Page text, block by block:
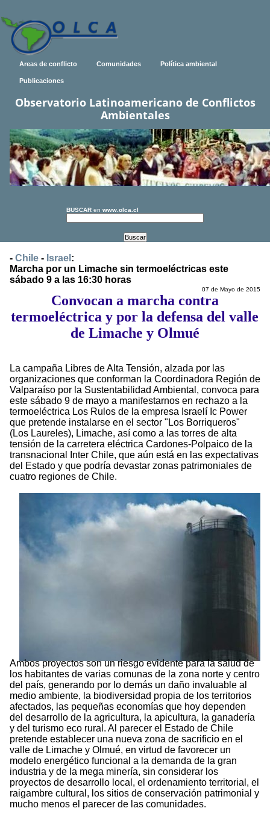
Areas de conflicto Comunidades Política ambiental
Publicaciones
Observatorio Latinoamericano de Conflictos
Ambientales
BUSCAR en www.olca.cl
- Chile - Israel :
Marcha por un Limache sin termoeléctricas este
sábado 9 a las 16:30 horas
07 de Mayo de 2015
Convocan a marcha contra
termoeléctrica y por la defensa del valle
de Limache y Olmué
La campaña Libres de Alta Tensión, alzada por las
organizaciones que conforman la Coordinadora Región de
Valparaíso por la Sustentabilidad Ambiental, convoca para
este sábado 9 de mayo a manifestarnos en rechazo a la
termoeléctrica Los Rulos de la empresa Israelí Ic Power
que pretende instalarse en el sector "Los Borriqueros"
(Los Laureles), Limache, así como a las torres de alta
tensión de la carretera eléctrica Cardones-Polpaico de la
transnacional Inter Chile, que aún está en las expectativas
del Estado y que podría devastar zonas patrimoniales de
cuatro regiones de Chile.
Ambos proyectos son un riesgo evidente para la salud de
los habitantes de varias comunas de la zona norte y centro
del país, generando por lo demás un daño invaluable al
medio ambiente, la biodiversidad propia de los territorios
afectados, las pequeñas economías que hoy dependen
del desarrollo de la agricultura, la apicultura, la ganadería
y del turismo eco rural. Al parecer el Estado de Chile
pretende establecer una nueva zona de sacrificio en el
valle de Limache y Olmué, en virtud de favorecer un
modelo energético funcional a la demanda de la gran
industria y de la mega minería, sin considerar los
proyectos de desarrollo local, el ordenamiento territorial, el
raigambre cultural, los sitios de conservación patrimonial y
mucho menos el parecer de las comunidades.